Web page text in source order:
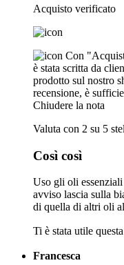
Acquisto verificato
Con
è stata scritta da
prodotto sul nostro
recensione, è
Chiudere la nota
Valuta con 2 su 5
Così così
Uso gli oli
avviso lascia sulla
di quella di altri oli
Ti è stata utile
Francesca